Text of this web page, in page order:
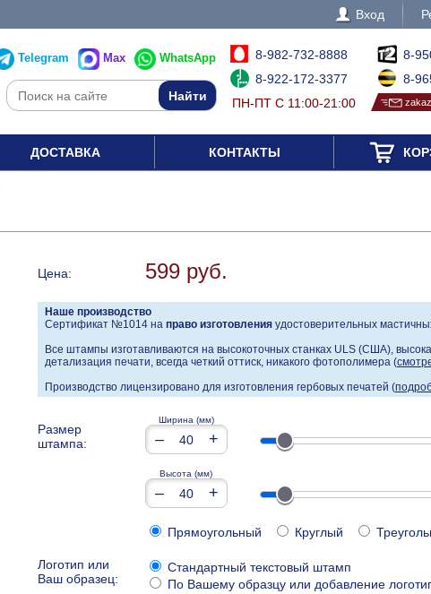
Вход
Telegram Max WhatsApp
8-982-732-8888
8-922-172-3377
ПН-ПТ С 11:00-21:00
8-
8-
ДОСТАВКА КОНТАКТЫ
Цена: 599 руб.
Наше производство
Сертификат №1014 на право изготовления удостоверительных
Все штампы изготавливаются на высокоточных станках ULS (США),
детализация печати, всегда четкий оттиск, никакого фотополимера (
Производство лицензировано для изготовления гербовых печатей (
Размер
штампа:
Ширина (мм)
– +
Высота (мм)
– +
Прямоугольный Круглый
Логотип или
Ваш образец:
Стандартный текстовый штамп
По Вашему образцу или добавление